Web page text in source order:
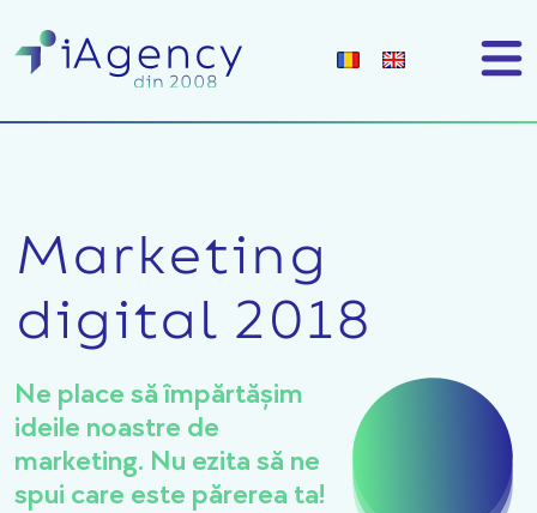
Marketing
digital 2018
Ne place să împărtășim
ideile noastre de
marketing. Nu ezita să ne
spui care este părerea ta!